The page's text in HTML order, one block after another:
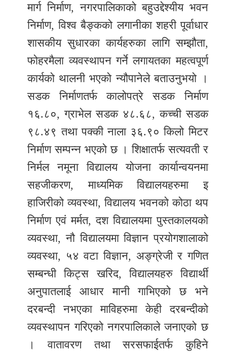
मार्ग निर्माण, नगरपालिकाको बहुउद्देश्यीय भवन
निर्माण, विश्व बैङ्कको लगानीका शहरी पूर्वाधार
शासकीय सुधारका कार्यहरुका लागि सम्झौता,
फोहरमैला व्यवस्थापन गर्ने लगायतका महत्वपूर्ण
कार्यको थालनी भएको न्यौपानेले बताउनुभयो ।
सडक निर्माणतर्फ कालोपत्रे सडक निर्माण
१६.८०, ग्राभेल सडक ४८.६८, कच्ची सडक
९८.४९ तथा पक्की नाला ३६.९० किलो मिटर
निर्माण सम्पन्न भएको छ । शिक्षातर्फ सत्यवती र
निर्मल नमूना विद्यालय योजना कार्यान्वयनमा
सहजीकरण, माध्यमिक विद्यालयहरुमा इ
हाजिरीको व्यवस्था, विद्यालय भवनको कोठा थप
निर्माण एवं मर्मत, दश विद्यालयमा पुस्तकालयको
व्यवस्था, नौ विद्यालयमा विज्ञान प्रयोगशालाको
व्यवस्था, ५४ वटा विज्ञान, अङ्ग्रेजी र गणित
सम्बन्धी किट्स खरिद, विद्यालयहरु विद्यार्थी
अनुपातलाई आधार मानी गाभिएको छ भने
दरबन्दी नभएका माविहरुमा केही दरबन्दीको
व्यवस्थापन गरिएको नगरपालिकाले जनाएको छ
। वातावरण तथा सरसफाईतर्फ कुहिने